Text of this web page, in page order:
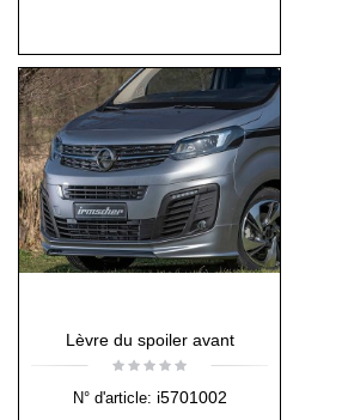
Lèvre du spoiler avant
N° d'article: i5701002